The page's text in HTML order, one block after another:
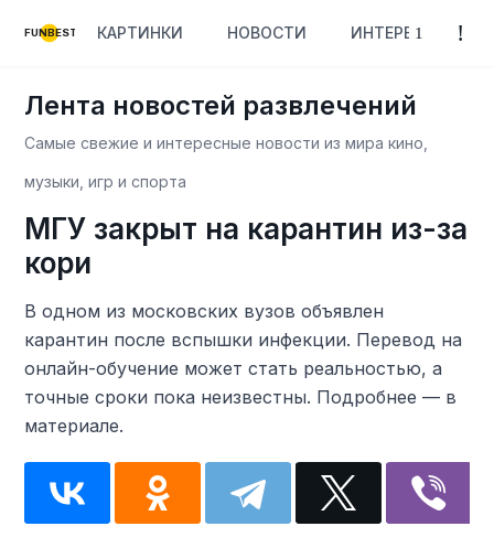
FUNBEST КАРТИНКИ НОВОСТИ ИНТЕРЕСНОЕ
Лента новостей развлечений
Самые свежие и интересные новости из мира кино,
музыки, игр и спорта
МГУ закрыт на карантин из-за
кори
В одном из московских вузов объявлен
карантин после вспышки инфекции. Перевод на
онлайн-обучение может стать реальностью, а
точные сроки пока неизвестны. Подробнее — в
материале.